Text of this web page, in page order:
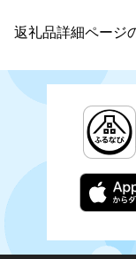
返礼品詳細ページ